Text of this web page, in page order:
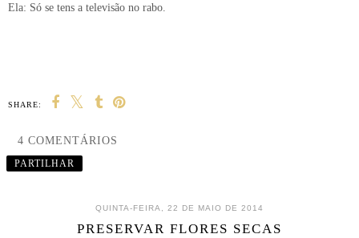
Ela: Só se tens a televisão no rabo.
SHARE:
4 COMENTÁRIOS
PARTILHAR
QUINTA-FEIRA, 22 DE MAIO DE 2014
PRESERVAR FLORES SECAS